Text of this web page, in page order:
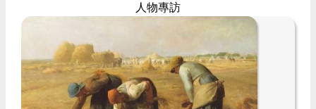
人物專訪